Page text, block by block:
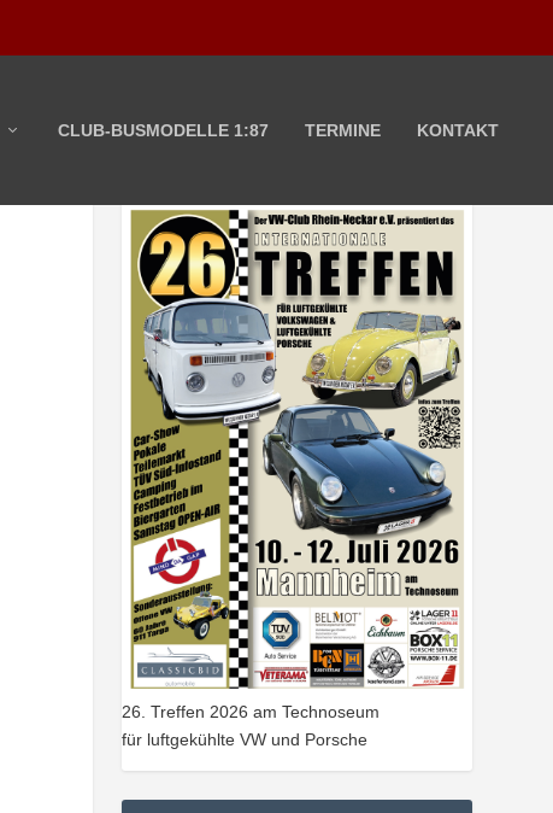
CLUB-BUSMODELLE 1:87 TERMINE KONTAKT
26. Treffen 2026 am Technoseum
für luftgekühlte VW und Porsche